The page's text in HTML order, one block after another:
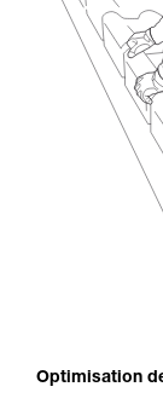
Optimisation